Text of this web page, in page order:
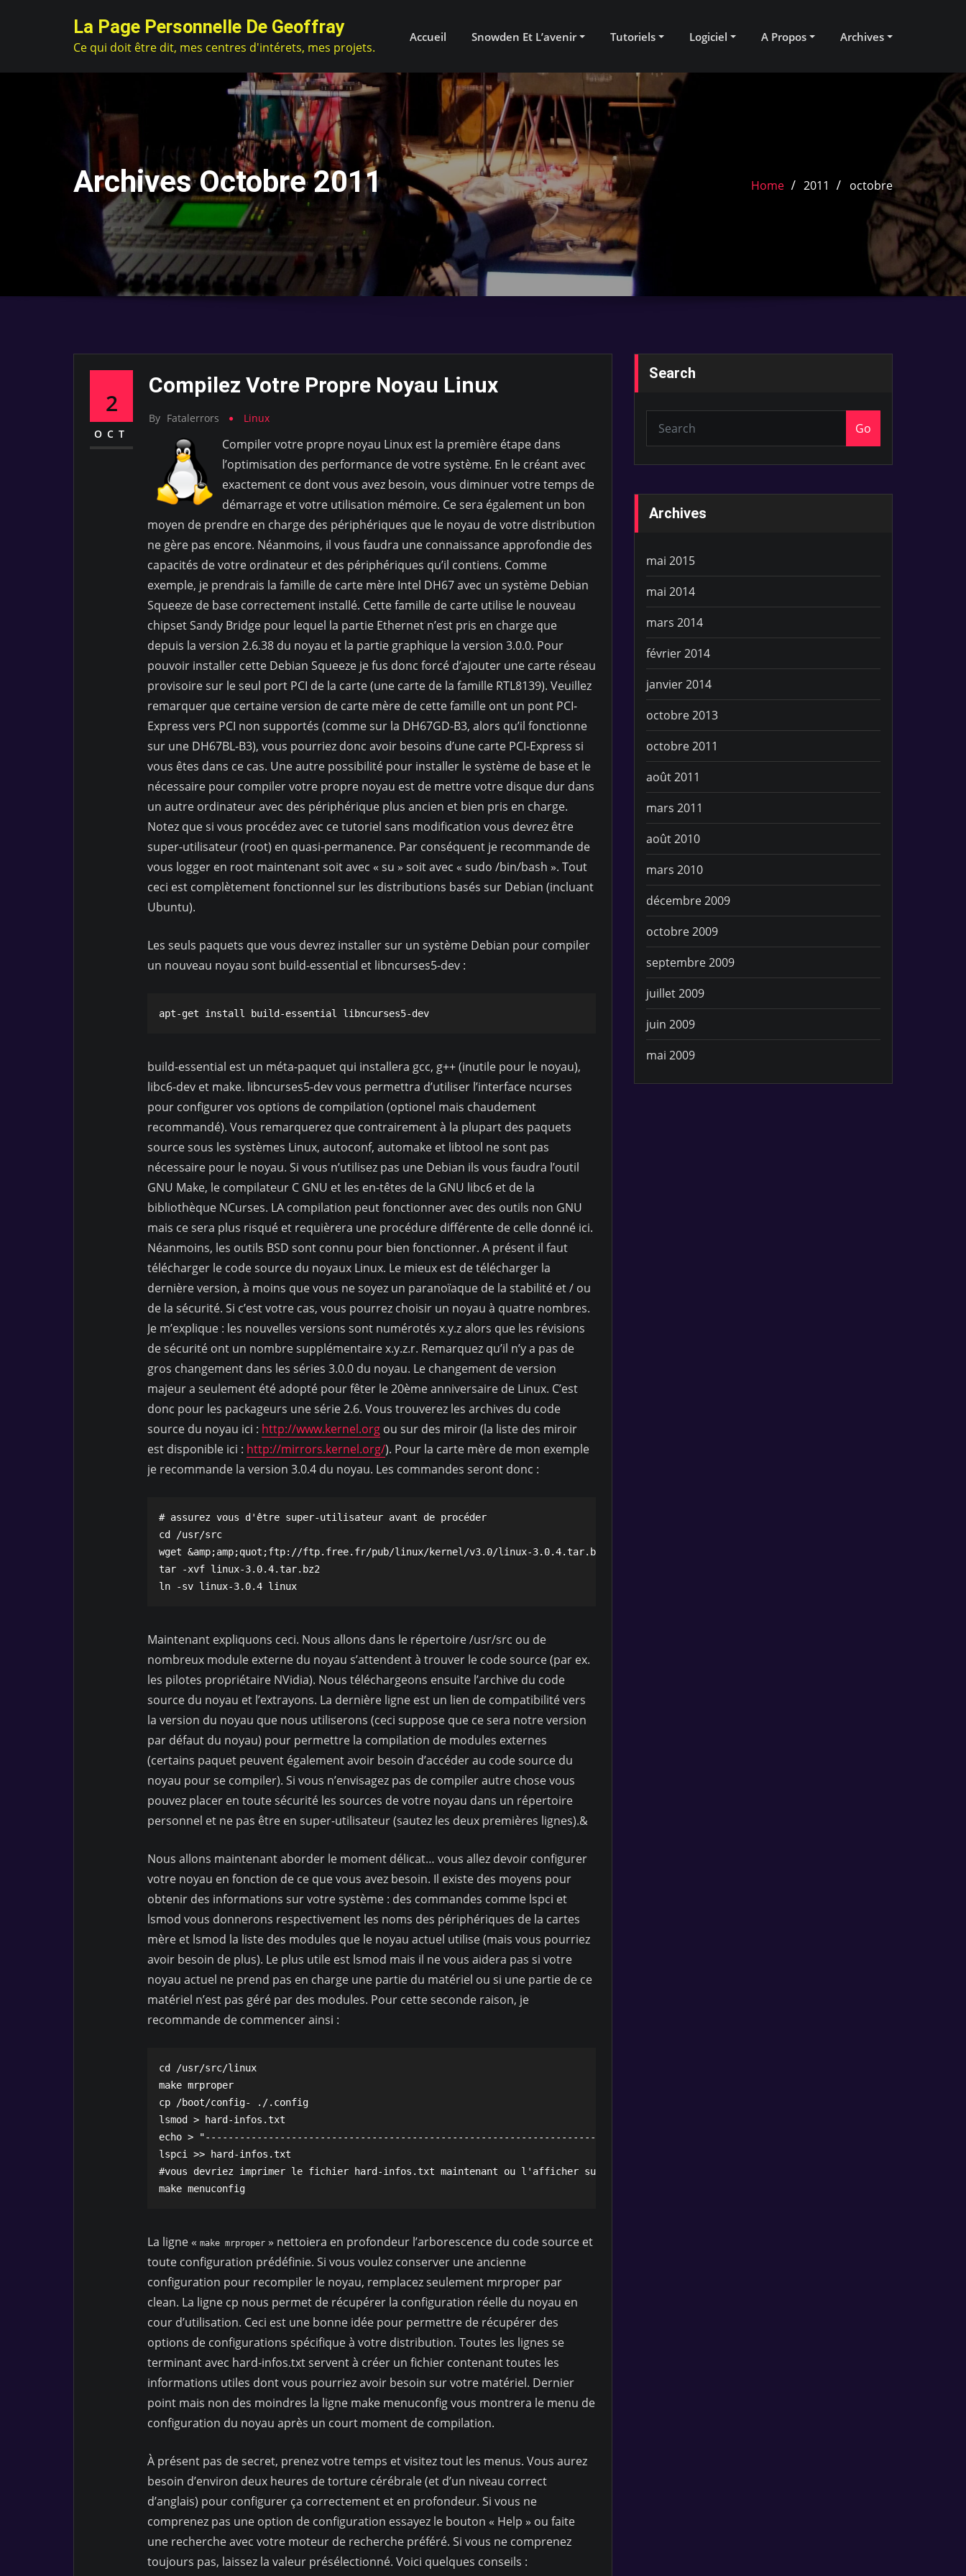
La Page Personnelle De Geoffray
Ce qui doit être dit, mes centres d'intérets, mes projets.
Accueil Snowden Et L’avenir Tutoriels Logiciel A Propos Archives
Archives Octobre 2011 Home 2011 octobre
2
OCT
Compilez Votre Propre Noyau Linux
By Fatalerrors Linux
Compiler votre propre noyau Linux est la première étape dans
l’optimisation des performance de votre système. En le créant avec
exactement ce dont vous avez besoin, vous diminuer votre temps de
démarrage et votre utilisation mémoire. Ce sera également un bon
moyen de prendre en charge des périphériques que le noyau de votre distribution
ne gère pas encore. Néanmoins, il vous faudra une connaissance approfondie des
capacités de votre ordinateur et des périphériques qu’il contiens. Comme
exemple, je prendrais la famille de carte mère Intel DH67 avec un système Debian
Squeeze de base correctement installé. Cette famille de carte utilise le nouveau
chipset Sandy Bridge pour lequel la partie Ethernet n’est pris en charge que
depuis la version 2.6.38 du noyau et la partie graphique la version 3.0.0. Pour
pouvoir installer cette Debian Squeeze je fus donc forcé d’ajouter une carte réseau
provisoire sur le seul port PCI de la carte (une carte de la famille RTL8139). Veuillez
remarquer que certaine version de carte mère de cette famille ont un pont PCI-
Express vers PCI non supportés (comme sur la DH67GD-B3, alors qu’il fonctionne
sur une DH67BL-B3), vous pourriez donc avoir besoins d’une carte PCI-Express si
vous êtes dans ce cas. Une autre possibilité pour installer le système de base et le
nécessaire pour compiler votre propre noyau est de mettre votre disque dur dans
un autre ordinateur avec des périphérique plus ancien et bien pris en charge.
Notez que si vous procédez avec ce tutoriel sans modification vous devrez être
super-utilisateur (root) en quasi-permanence. Par conséquent je recommande de
vous logger en root maintenant soit avec « su » soit avec « sudo /bin/bash ». Tout
ceci est complètement fonctionnel sur les distributions basés sur Debian (incluant
Ubuntu).
Les seuls paquets que vous devrez installer sur un système Debian pour compiler
un nouveau noyau sont build-essential et libncurses5-dev :
apt-get install build-essential libncurses5-dev
build-essential est un méta-paquet qui installera gcc, g++ (inutile pour le noyau),
libc6-dev et make. libncurses5-dev vous permettra d’utiliser l’interface ncurses
pour configurer vos options de compilation (optionel mais chaudement
recommandé). Vous remarquerez que contrairement à la plupart des paquets
source sous les systèmes Linux, autoconf, automake et libtool ne sont pas
nécessaire pour le noyau. Si vous n’utilisez pas une Debian ils vous faudra l’outil
GNU Make, le compilateur C GNU et les en-têtes de la GNU libc6 et de la
bibliothèque NCurses. LA compilation peut fonctionner avec des outils non GNU
mais ce sera plus risqué et requièrera une procédure différente de celle donné ici.
Néanmoins, les outils BSD sont connu pour bien fonctionner. A présent il faut
télécharger le code source du noyaux Linux. Le mieux est de télécharger la
dernière version, à moins que vous ne soyez un paranoïaque de la stabilité et / ou
de la sécurité. Si c’est votre cas, vous pourrez choisir un noyau à quatre nombres.
Je m’explique : les nouvelles versions sont numérotés x.y.z alors que les révisions
de sécurité ont un nombre supplémentaire x.y.z.r. Remarquez qu’il n’y a pas de
gros changement dans les séries 3.0.0 du noyau. Le changement de version
majeur a seulement été adopté pour fêter le 20ème anniversaire de Linux. C’est
donc pour les packageurs une série 2.6. Vous trouverez les archives du code
source du noyau ici : http://www.kernel.org ou sur des miroir (la liste des miroir
est disponible ici : http://mirrors.kernel.org/). Pour la carte mère de mon exemple
je recommande la version 3.0.4 du noyau. Les commandes seront donc :
# assurez vous d'être super-utilisateur avant de procéder
cd /usr/src
wget &amp;amp;quot;ftp://ftp.free.fr/pub/linux/kernel/v3.0/linux-3.0.4.tar.bz2&amp;amp;quot;
tar -xvf linux-3.0.4.tar.bz2
ln -sv linux-3.0.4 linux
Maintenant expliquons ceci. Nous allons dans le répertoire /usr/src ou de
nombreux module externe du noyau s’attendent à trouver le code source (par ex.
les pilotes propriétaire NVidia). Nous téléchargeons ensuite l’archive du code
source du noyau et l’extrayons. La dernière ligne est un lien de compatibilité vers
la version du noyau que nous utiliserons (ceci suppose que ce sera notre version
par défaut du noyau) pour permettre la compilation de modules externes
(certains paquet peuvent également avoir besoin d’accéder au code source du
noyau pour se compiler). Si vous n’envisagez pas de compiler autre chose vous
pouvez placer en toute sécurité les sources de votre noyau dans un répertoire
personnel et ne pas être en super-utilisateur (sautez les deux premières lignes).&
Nous allons maintenant aborder le moment délicat… vous allez devoir configurer
votre noyau en fonction de ce que vous avez besoin. Il existe des moyens pour
obtenir des informations sur votre système : des commandes comme lspci et
lsmod vous donnerons respectivement les noms des périphériques de la cartes
mère et lsmod la liste des modules que le noyau actuel utilise (mais vous pourriez
avoir besoin de plus). Le plus utile est lsmod mais il ne vous aidera pas si votre
noyau actuel ne prend pas en charge une partie du matériel ou si une partie de ce
matériel n’est pas géré par des modules. Pour cette seconde raison, je
recommande de commencer ainsi :
cd /usr/src/linux
make mrproper
cp /boot/config-
./.config
lsmod > hard-infos.txt
echo > "--------------------------------------------------------------------" >> hard-infos.txt
lspci >> hard-infos.txt
#vous devriez imprimer le fichier hard-infos.txt maintenant ou l'afficher sur un autre écran à l'aide de ssh ou d'une nouvelle console
make menuconfig
La ligne « make mrproper » nettoiera en profondeur l’arborescence du code source et
toute configuration prédéfinie. Si vous voulez conserver une ancienne
configuration pour recompiler le noyau, remplacez seulement mrproper par
clean. La ligne cp nous permet de récupérer la configuration réelle du noyau en
cour d’utilisation. Ceci est une bonne idée pour permettre de récupérer des
options de configurations spécifique à votre distribution. Toutes les lignes se
terminant avec hard-infos.txt servent à créer un fichier contenant toutes les
informations utiles dont vous pourriez avoir besoin sur votre matériel. Dernier
point mais non des moindres la ligne make menuconfig vous montrera le menu de
configuration du noyau après un court moment de compilation.
À présent pas de secret, prenez votre temps et visitez tout les menus. Vous aurez
besoin d’environ deux heures de torture cérébrale (et d’un niveau correct
d’anglais) pour configurer ça correctement et en profondeur. Si vous ne
comprenez pas une option de configuration essayez le bouton « Help » ou faite
une recherche avec votre moteur de recherche préféré. Si vous ne comprenez
toujours pas, laissez la valeur présélectionné. Voici quelques conseils :
Search
Go
Archives
mai 2015
mai 2014
mars 2014
février 2014
janvier 2014
octobre 2013
octobre 2011
août 2011
mars 2011
août 2010
mars 2010
décembre 2009
octobre 2009
septembre 2009
juillet 2009
juin 2009
mai 2009